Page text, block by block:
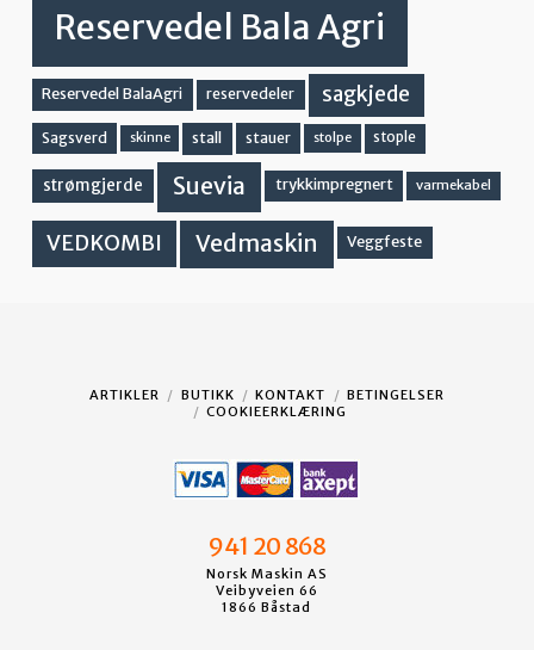
Reservedel Bala Agri
Reservedel BalaAgri reservedeler sagkjede
Sagsverd skinne stall stauer stolpe stople
strømgjerde Suevia trykkimpregnert varmekabel
VEDKOMBI Vedmaskin Veggfeste
ARTIKLER BUTIKK KONTAKT
BETINGELSER
COOKIEERKLÆRING
941 20 868
Norsk Maskin AS
Veibyveien 66
1866 Båstad